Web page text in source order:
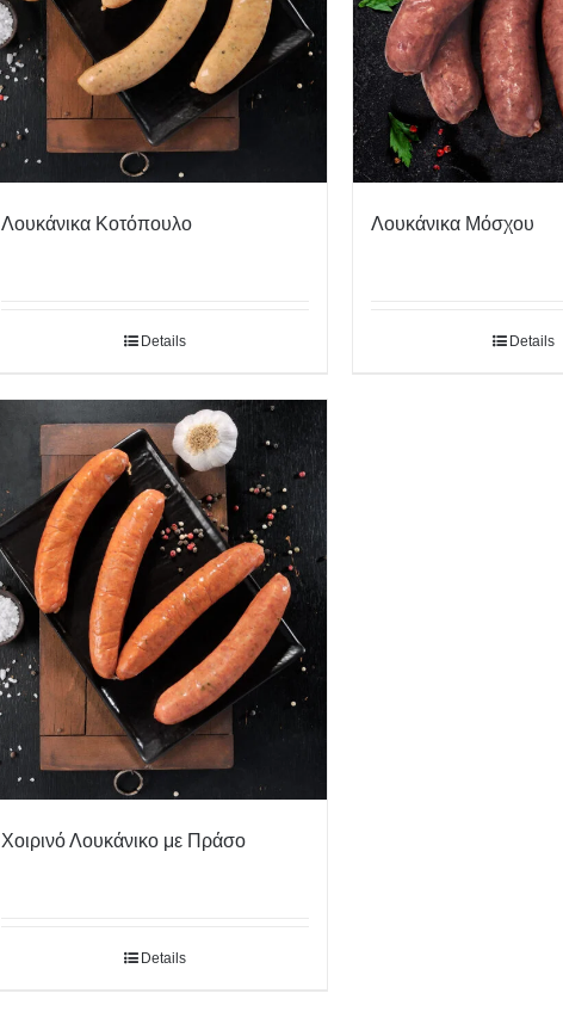
Λουκάνικα Κοτόπουλο
Details
Λουκάνικα Μόσχου
Details
Χοιρινό Λουκάνικο με Πράσο
Details